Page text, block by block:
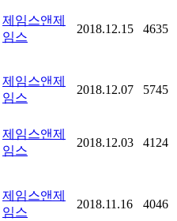
제임스앤제
임스
2018.12.15 4635
제임스앤제
임스
2018.12.07 5745
제임스앤제
임스
2018.12.03 4124
제임스앤제
임스
2018.11.16 4046